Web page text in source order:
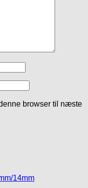
browser til næste